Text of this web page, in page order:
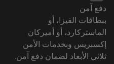
دفع آمن
ببطاقات الفيزا، أو
الماستركارد، أو أميركان
إكسبريس وبخدمات الأمن
ثلاثي الأبعاد لضمان دفع آمن.